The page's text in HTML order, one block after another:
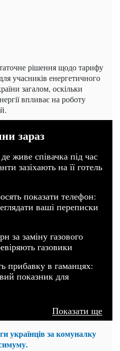
рішення щодо тарифу
учасників енергетичного
загалом, оскільки
впливає на роботу
зараз
живе співачка під час
зазіхають на її готель
показати телефон:
ваші переписки
за заміну газового
газовики
прибавку в гаманцях:
показник для
Показати ще
українців за комуналку